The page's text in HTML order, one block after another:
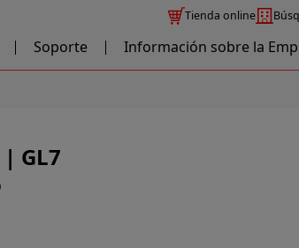
Tienda online
Soporte Información sobre la
GL7